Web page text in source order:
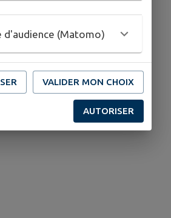
d'audience (Matomo)
VALIDER MON CHOIX
AUTORISER